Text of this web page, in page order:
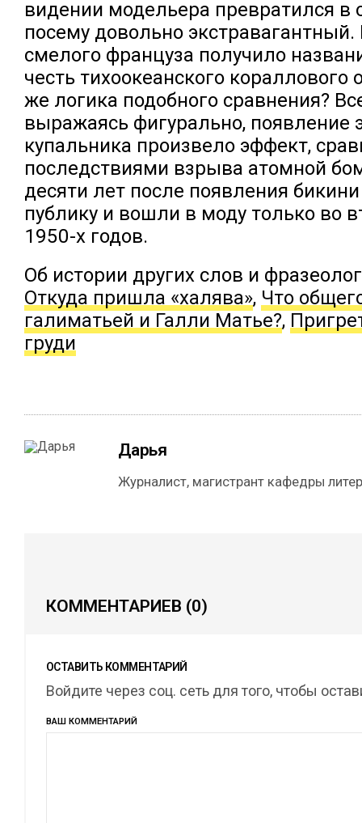
видении модельера превратился в
посему довольно экстравагантный.
смелого француза получило
честь тихоокеанского кораллового
же логика подобного сравнения?
выражаясь фигурально, появление
купальника произвело эффект,
последствиями взрыва атомной
десяти лет после появления
публику и вошли в моду только во
1950-х годов.
Об истории других слов и
Откуда пришла «халява», Что
галиматьей и Галли Матье?,
груди
Дарья
Журналист, магистрант кафедры
КОММЕНТАРИЕВ (0)
ОСТАВИТЬ КОММЕНТАРИЙ
Войдите через соц. сеть для того, чтобы
ВАШ КОММЕНТАРИЙ